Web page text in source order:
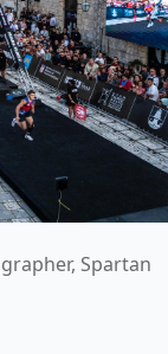
Spartan